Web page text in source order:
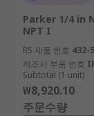
Parker 1/4 in
NPT I
RS 제품 번호 432-
제조사 부품 번호
Subtotal (1 unit)
₩8,920.10
주문수량